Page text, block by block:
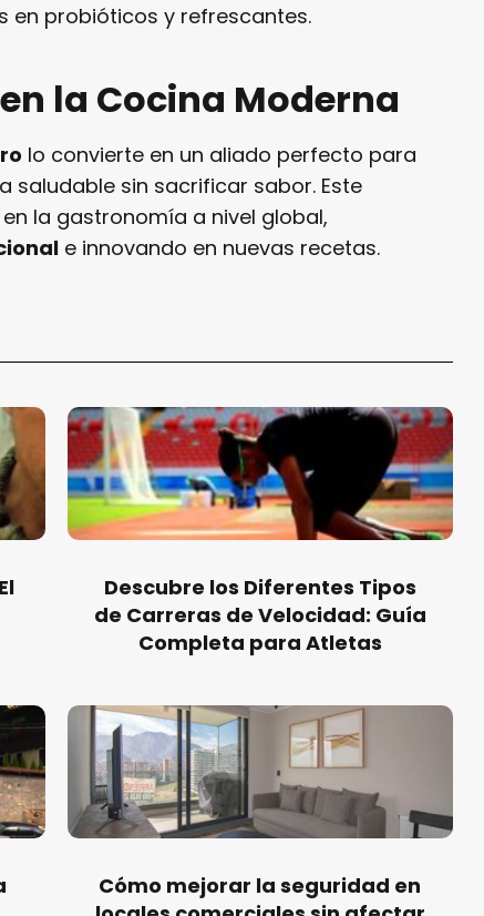
en probióticos y refrescantes.
la Cocina Moderna
lo convierte en un aliado perfecto para
saludable sin sacrificar sabor. Este
la gastronomía a nivel global,
e innovando en nuevas recetas.
Descubre los Diferentes Tipos
de Carreras de Velocidad: Guía
Completa para Atletas
Cómo mejorar la seguridad en